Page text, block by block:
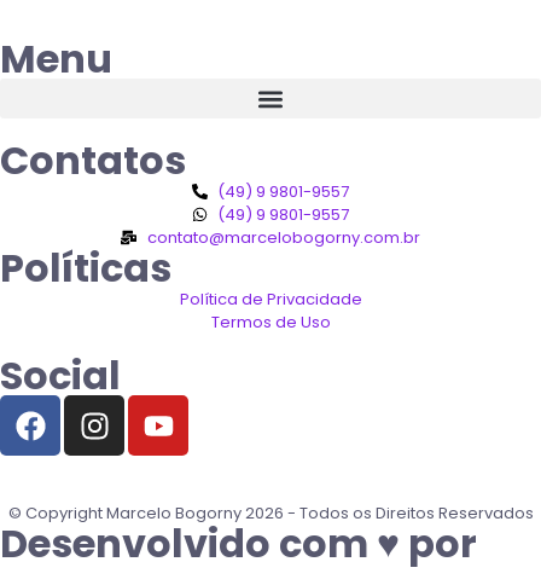
Menu
Contatos
(49) 9 9801-9557
(49) 9 9801-9557
contato@marcelobogorny.com.br
Políticas
Política de Privacidade
Termos de Uso
Social
© Copyright Marcelo Bogorny 2026 - Todos os Direitos Reservados
Desenvolvido com ♥ por